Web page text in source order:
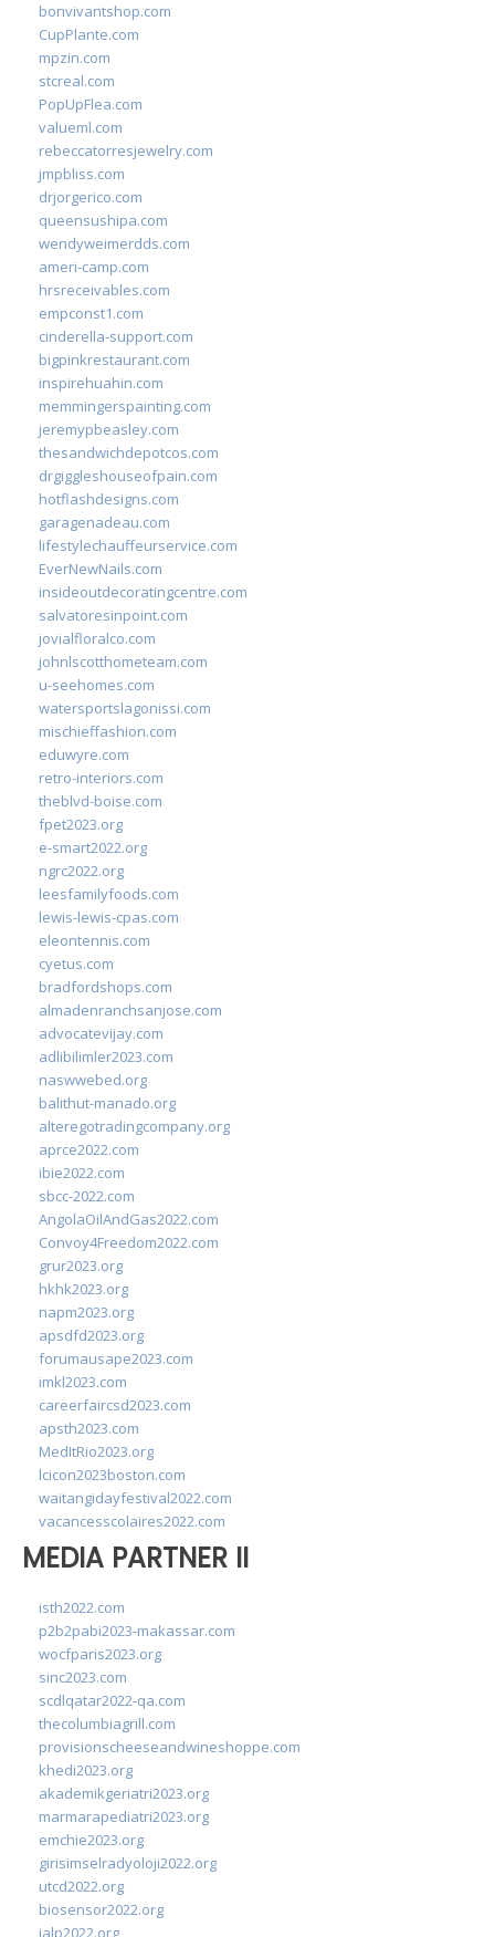
bonvivantshop.com
CupPlante.com
mpzin.com
stcreal.com
PopUpFlea.com
valueml.com
rebeccatorresjewelry.com
jmpbliss.com
drjorgerico.com
queensushipa.com
wendyweimerdds.com
ameri-camp.com
hrsreceivables.com
empconst1.com
cinderella-support.com
bigpinkrestaurant.com
inspirehuahin.com
memmingerspainting.com
jeremypbeasley.com
thesandwichdepotcos.com
drgiggleshouseofpain.com
hotflashdesigns.com
garagenadeau.com
lifestylechauffeurservice.com
EverNewNails.com
insideoutdecoratingcentre.com
salvatoresinpoint.com
jovialfloralco.com
johnlscotthometeam.com
u-seehomes.com
watersportslagonissi.com
mischieffashion.com
eduwyre.com
retro-interiors.com
theblvd-boise.com
fpet2023.org
e-smart2022.org
ngrc2022.org
leesfamilyfoods.com
lewis-lewis-cpas.com
eleontennis.com
cyetus.com
bradfordshops.com
almadenranchsanjose.com
advocatevijay.com
adlibilimler2023.com
naswwebed.org
balithut-manado.org
alteregotradingcompany.org
aprce2022.com
ibie2022.com
sbcc-2022.com
AngolaOilAndGas2022.com
Convoy4Freedom2022.com
grur2023.org
hkhk2023.org
napm2023.org
apsdfd2023.org
forumausape2023.com
imkl2023.com
careerfaircsd2023.com
apsth2023.com
MedItRio2023.org
lcicon2023boston.com
waitangidayfestival2022.com
vacancesscolaires2022.com
MEDIA PARTNER II
isth2022.com
p2b2pabi2023-makassar.com
wocfparis2023.org
sinc2023.com
scdlqatar2022-qa.com
thecolumbiagrill.com
provisionscheeseandwineshoppe.com
khedi2023.org
akademikgeriatri2023.org
marmarapediatri2023.org
emchie2023.org
girisimselradyoloji2022.org
utcd2022.org
biosensor2022.org
ialp2022.org